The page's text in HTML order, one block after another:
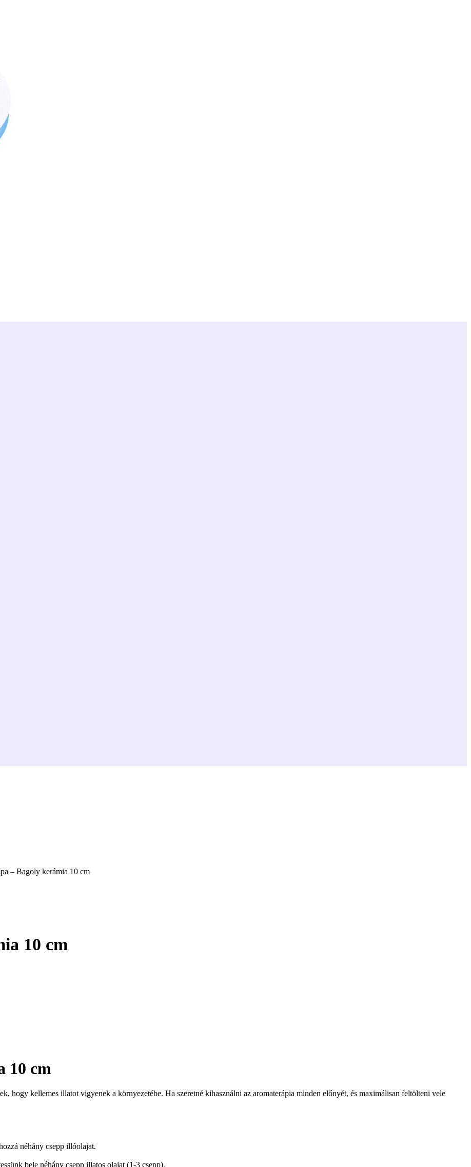
– Bagoly kerámia 10 cm
10 cm
10 cm
hogy kellemes illatot vigyenek a környezetébe. Ha szeretné kihasználni az aromaterápia minden előnyét, és maximálisan feltölteni vele
néhány csepp illóolajat.
bele néhány csepp illatos olajat (1-3 csepp).